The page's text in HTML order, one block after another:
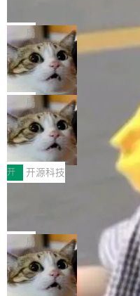
库之一。你的操作系统、浏览
施软件，很可能都在用它。而
的人一直在用业余...
i> <li>现在，助手可以直接使用 Exa 的网络搜索
结果回答问题，而无需将问题
（<a href="https://
bug.cgi?id=204...
的 npm 包。项目的核心论点
ent 计算。真正适合的，是
工程师在这件事上没什么可
orkers 跑了十年 Isolate。用
nce 的话说：「我们一生都
码，而 AI Agent 不需要容器
late。」 容器为什么不合适
和销毁都太重了。一个
只需要几毫秒的 CPU 时间，
就绪要花数秒。如果未来有
局
OpenAI 公开邮件和聊天记
诉讼，称“Apple is
g”
上个月，苹果一纸诉状把
控其挖角苹果前员工并窃取
状把 OpenAI 描述成一个系
人、套取机密信息的对手。
函，也没选择庭外沉默。它
文，标题只有六个字：
ng。 然后，它把邮件往来和
录全贴了出来。 他发错人了
iel Gross 来自 Weil 律所，
给 OpenAI 总法律顾问 Che
件，附了一封长信，要求
果员工带走机密信...
局
HUAWEI MatePad Edge
ddy鸿蒙PC版，说话就能
搭子
全能AI工作台WorkBuddy鸿
I MatePad Edge应用市场，
用，与鸿蒙电脑上的体验一
这是目前市面上唯一支持平
C版的产品，搭载“人机双
你的，AI写AI的，同屏协作
AI帮你干活，现在开启全新
体验WorkBuddy鸿蒙PC版前
atePad Edge 升级至
开 开源科技
FFmpeg 9.0 发布：代号
全球知名开源多媒体框架
布了 9.0 版本。这个版本除
处理能力和硬件加速支持之
处：FFmpeg 9.0 的代号是
来自中国开发者雷霄骅（Lei
局
亚马逊成本失控：AI 写代
万元，超预算 860%
外媒近日曝光了亚马逊的多